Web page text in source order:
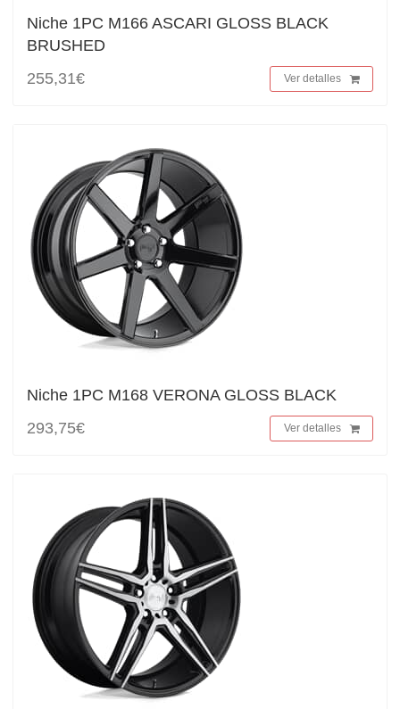
Niche 1PC M166 ASCARI GLOSS BLACK
BRUSHED
255,31€
Ver detalles
Niche 1PC M168 VERONA GLOSS BLACK
293,75€
Ver detalles